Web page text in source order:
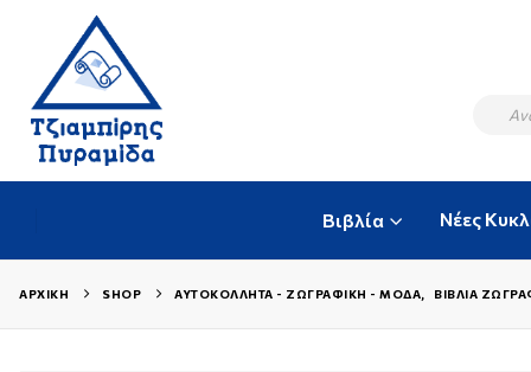
Βιβλία Νέες
ΑΡΧΙΚΉ SHOP ΑΥΤΟΚΌΛΛΗΤΑ - ΖΩΓΡΑΦΙΚΉ - ΜΌΔΑ, ΒΙΒΛΊΑ